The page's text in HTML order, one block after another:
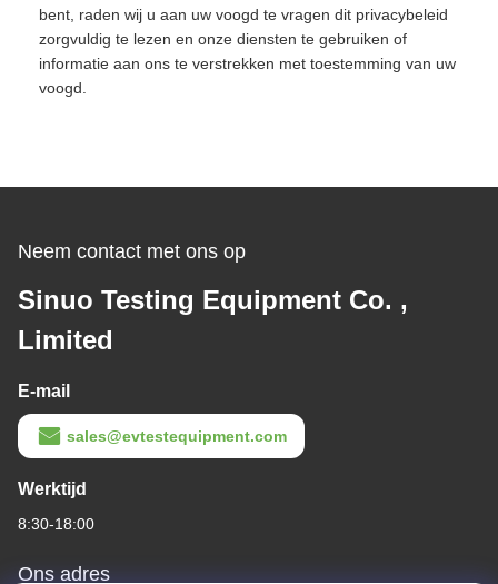
bent, raden wij u aan uw voogd te vragen dit privacybeleid
zorgvuldig te lezen en onze diensten te gebruiken of
informatie aan ons te verstrekken met toestemming van uw
voogd.
Neem contact met ons op
Sinuo Testing Equipment Co. ,
Limited
E-mail
sales@evtestequipment.com
Werktijd
8:30-18:00
Ons adres